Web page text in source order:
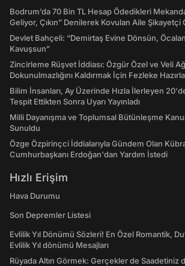
Bodrum’da 70 Bin TL Hesap Ödedikleri
Geliyor, Çıkın” Denilerek Kovulan Aile Şikayetçi
Devlet Bahçeli: “Demirtaş Evine Dönsün,
Kavuşsun”
Zincirleme Rüşvet İddiası: Özgür Özel ve Veli
Dokunulmazlığını Kaldırmak İçin Fezleke
Bilim İnsanları, Ay Üzerinde Hızla İlerleyen
Tespit Ettikten Sonra Uyarı Yayınladı
Milli Dayanışma ve Toplumsal Bütünleşme
Sunuldu
Özge Özpirinçci İddialarıyla Gündem Olan
Cumhurbaşkanı Erdoğan'dan Yardım İstedi
Hızlı Erişim
Hava Durumu
Son Depremler Listesi
Evlilik Yıl Dönümü Sözleri! En Özel Romantik,
Evlilik Yıl dönümü Mesajları
Rüyada Altın Görmek: Gerçekler de Saadetiniz